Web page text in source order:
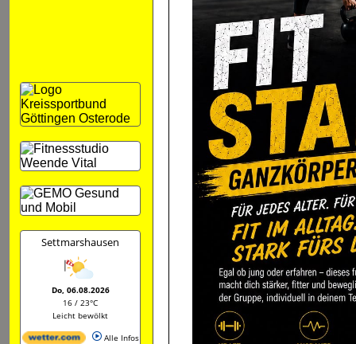
Settmarshausen
Do, 06.08.2026
16 / 23°C
Leicht bewölkt
Alle Infos